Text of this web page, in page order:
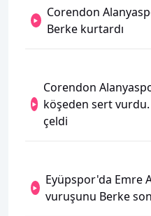
Corendon
Berke kurtardı
Corendon
köşeden sert
çeldi
Eyüpspor'da Emre
vuruşunu Berke